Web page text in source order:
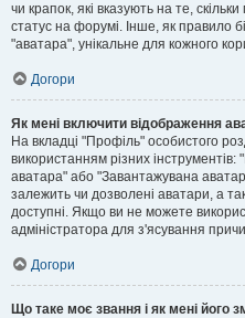
чи крапок, які вказують на те,
статус на форумі. Інше, як правило
"аватара", унікальне для кожного
Догори
Як мені включити відображення
На вкладці "Профіль" особистого
використанням різних
аватара" або "Завантажувана
залежить чи дозволені аватари, а
доступні. Якщо ви не можете
адміністратора для з'ясування
Догори
Що таке моє звання і як мені його